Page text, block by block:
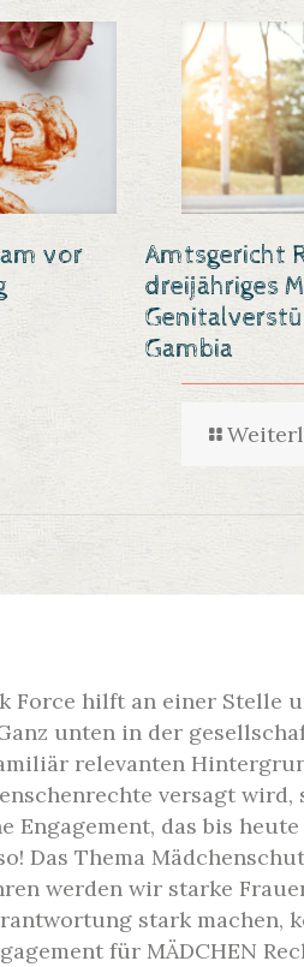
vor
Amtsgericht
dreijähriges
Gambia
Force hilft an einer Stelle
unten in der
relevanten
versagt wird,
Engagement, das bis
Das Thema
werden wir starke
stark machen,
für MÄDCHEN